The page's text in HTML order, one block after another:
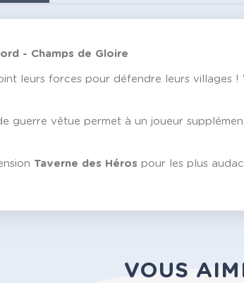
- Champs de Gloire
leurs forces pour défendre leurs villages
guerre vêtue permet à un joueur
Taverne des Héros pour les plus
VOUS